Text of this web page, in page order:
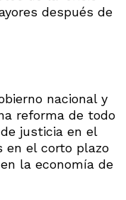
después de
nacional y
reforma de todo
justicia en el
en el corto plazo
la economía de